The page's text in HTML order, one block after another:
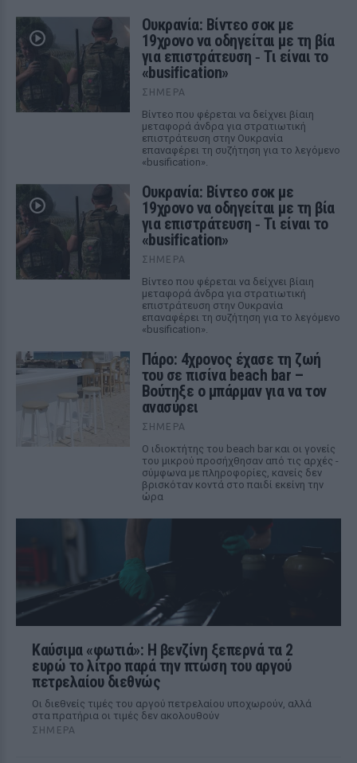
Ουκρανία: Βίντεο σοκ με
19χρονο να οδηγείται με τη βία
για επιστράτευση ‑ Τι είναι το
«busification»
ΣΉΜΕΡΑ
Βίντεο που φέρεται να δείχνει βίαιη
μεταφορά άνδρα για στρατιωτική
επιστράτευση στην Ουκρανία
επαναφέρει τη συζήτηση για το λεγόμενο
«busification».
Ουκρανία: Βίντεο σοκ με
19χρονο να οδηγείται με τη βία
για επιστράτευση ‑ Τι είναι το
«busification»
ΣΉΜΕΡΑ
Βίντεο που φέρεται να δείχνει βίαιη
μεταφορά άνδρα για στρατιωτική
επιστράτευση στην Ουκρανία
επαναφέρει τη συζήτηση για το λεγόμενο
«busification».
Πάρο: 4χρονος έχασε τη ζωή
του σε πισίνα beach bar –
Βούτηξε ο μπάρμαν για να τον
ανασύρει
ΣΉΜΕΡΑ
Ο ιδιοκτήτης του beach bar και οι γονείς
του μικρού προσήχθησαν από τις αρχές -
σύμφωνα με πληροφορίες, κανείς δεν
βρισκόταν κοντά στο παιδί εκείνη την
ώρα
Καύσιμα «φωτιά»: Η βενζίνη ξεπερνά τα 2
ευρώ το λίτρο παρά την πτώση του αργού
πετρελαίου διεθνώς
Οι διεθνείς τιμές του αργού πετρελαίου υποχωρούν, αλλά
στα πρατήρια οι τιμές δεν ακολουθούν
ΣΉΜΕΡΑ